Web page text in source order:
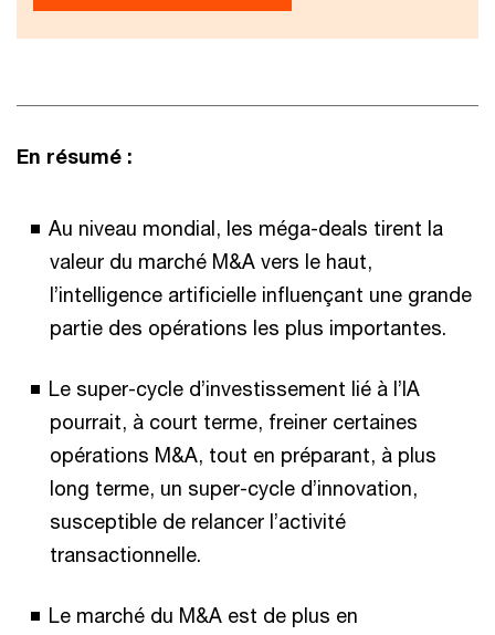
En résumé :
Au niveau mondial, les méga-deals tirent la
valeur du marché M&A vers le haut,
l’intelligence artificielle influençant une grande
partie des opérations les plus importantes.
Le super-cycle d’investissement lié à l’IA
pourrait, à court terme, freiner certaines
opérations M&A, tout en préparant, à plus
long terme, un super-cycle d’innovation,
susceptible de relancer l’activité
transactionnelle.
Le marché du M&A est de plus en